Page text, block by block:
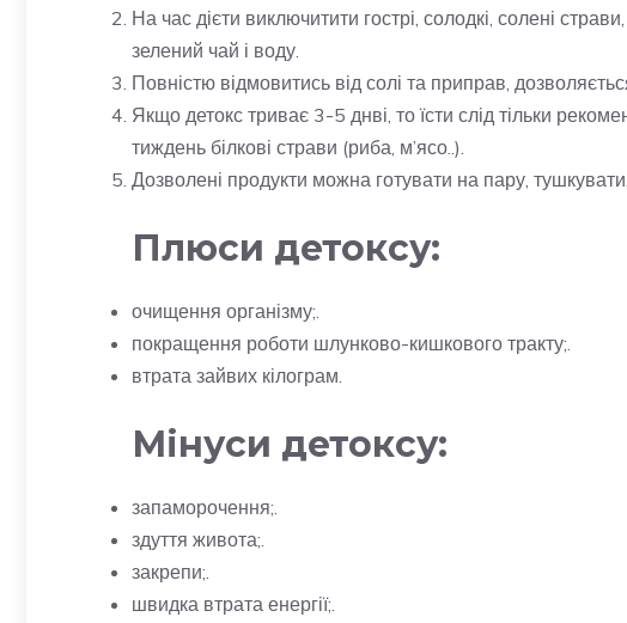
На час дієти виключитити гострі, солодкі, солені
зелений чай і воду.
Повністю відмовитись від солі та приправ,
Якщо детокс триває 3-5 днві, то їсти слід тільки
тиждень білкові страви (риба, м’ясо..).
Дозволені продукти можна готувати на пару,
Плюси детоксу:
очищення організму;.
покращення роботи шлунково-кишкового тракту;.
втрата зайвих кілограм.
Мінуси детоксу:
запаморочення;.
здуття живота;.
закрепи;.
швидка втрата енергії;.